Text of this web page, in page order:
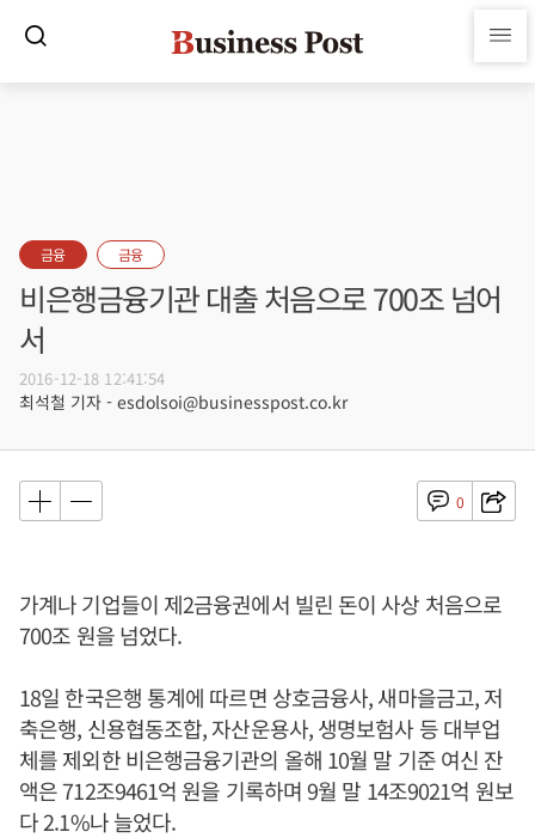
금융 금융
비은행금융기관 대출 처음으로 700조 넘어
서
2016-12-18 12:41:54
최석철 기자 - esdolsoi@businesspost.co.kr
0
가계나 기업들이 제2금융권에서 빌린 돈이 사상 처음으로
700조 원을 넘었다.
18일 한국은행 통계에 따르면 상호금융사, 새마을금고, 저
축은행, 신용협동조합, 자산운용사, 생명보험사 등 대부업
체를 제외한 비은행금융기관의 올해 10월 말 기준 여신 잔
액은 712조9461억 원을 기록하며 9월 말 14조9021억 원보
다 2.1%나 늘었다.